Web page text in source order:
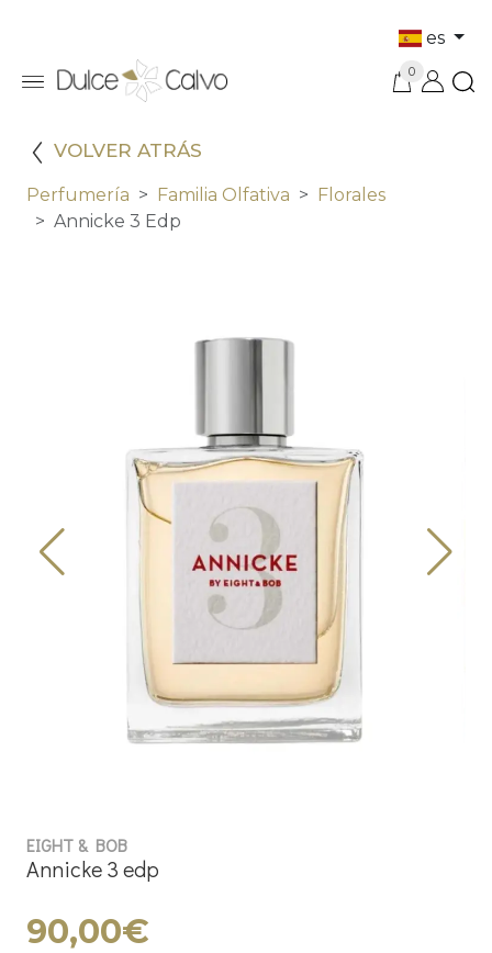
es
0
VOLVER ATRÁS
Perfumería Familia Olfativa
Florales
Annicke 3 Edp
EIGHT & BOB
Annicke 3 edp
90,00€